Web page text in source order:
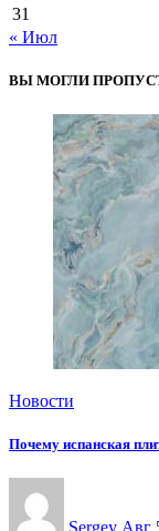
31
« Июл
ВЫ МОГЛИ
Новости
Почему испанская